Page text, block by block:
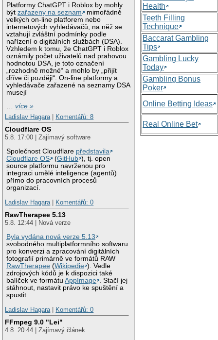
Platformy ChatGPT i Roblox by mohly
býtzařazeny na seznam
mimořádně
velkých on-line platforem nebo
internetových vyhledávačů, na něž se
vztahují zvláštní podmínky podle
nařízení o digitálních službách (DSA).
Vzhledem k tomu, že ChatGPT i Roblox
oznámily počet uživatelů nad prahovou
hodnotou DSA, je toto označení
„rozhodně možné“ a mohlo by „přijít
dříve či později“. On-line platformy a
vyhledávače zařazené na seznamy DSA
musejí
…více »
Ladislav Hagara
Komentářů: 8
Cloudflare OS
5.8. 17:00 | Zajímavý software
Společnost Cloudflare představila
Cloudflare OS
(GitHub ), tj. open
source platformu navrženou pro
integraci umělé inteligence (agentů)
přímo do pracovních procesů
organizací.
Ladislav Hagara
Komentářů: 0
RawTherapee 5.13
5.8. 12:44 | Nová verze
Byla vydána nová verze 5.13
svobodného multiplatformního softwaru
pro konverzi a zpracování digitálních
fotografií primárně ve formátů RAW
RawTherapee (Wikipedie ). Vedle
zdrojových kódů je k dispozici také
balíček ve formátuAppImage . Stačí jej
stáhnout, nastavit právo ke spuštění a
spustit.
Ladislav Hagara
Komentářů: 0
FFmpeg 9.0 "Lei"
4.8. 20:44 | Zajímavý článek
Health
Teeth Filling
Technique
Baccarat Gambling
Tips
Gambling Lucky
Today
Gambling Bonus
Poker
Online Betting Ideas
Real Online Bet